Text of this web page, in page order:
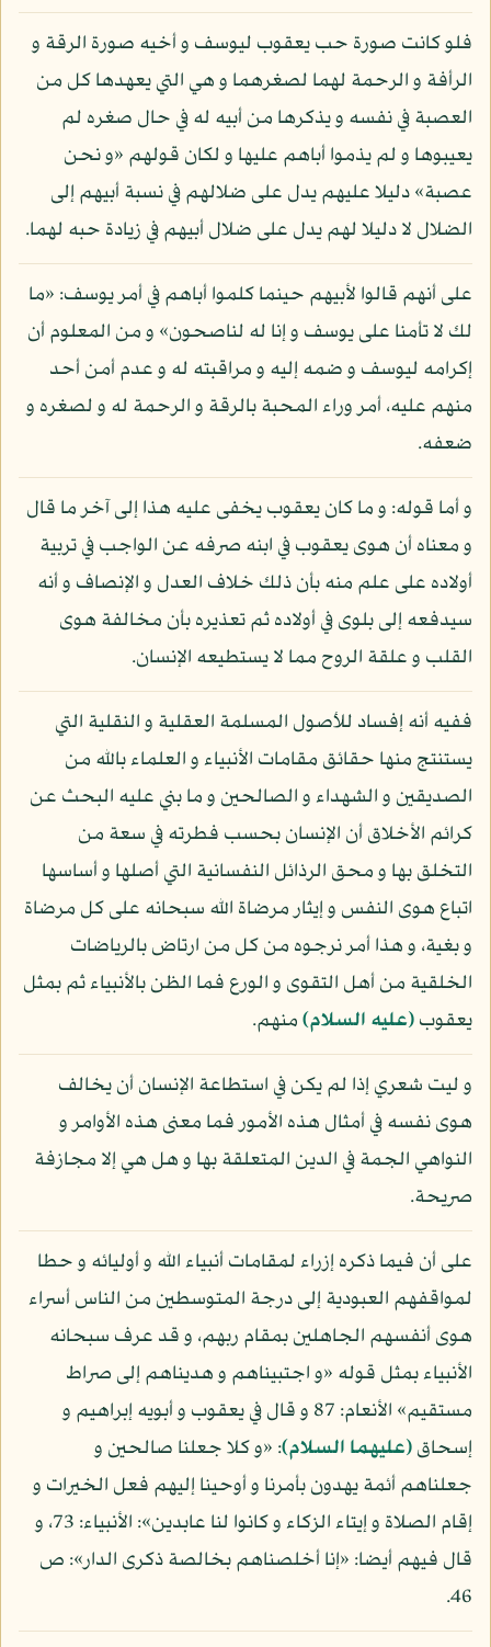
فلو كانت صورة حب يعقوب ليوسف و أخيه صورة الرقة و
الرأفة و الرحمة لهما لصغرهما و هي التي يعهدها كل من
العصبة في نفسه و يذكرها من أبيه له في حال صغره لم
يعيبوها و لم يذموا أباهم عليها و لكان قولهم «و نحن
عصبة» دليلا عليهم يدل على ضلالهم في نسبة أبيهم إلى
الضلال لا دليلا لهم يدل على ضلال أبيهم في زيادة حبه لهما.
على أنهم قالوا لأبيهم حينما كلموا أباهم في أمر يوسف: «ما
لك لا تأمنا على يوسف و إنا له لناصحون» و من المعلوم أن
إكرامه ليوسف و ضمه إليه و مراقبته له و عدم أمن أحد
منهم عليه، أمر وراء المحبة بالرقة و الرحمة له و لصغره و
ضعفه.
و أما قوله: و ما كان يعقوب يخفى عليه هذا إلى آخر ما قال
و معناه أن هوى يعقوب في ابنه صرفه عن الواجب في تربية
أولاده على علم منه بأن ذلك خلاف العدل و الإنصاف و أنه
سيدفعه إلى بلوى في أولاده ثم تعذيره بأن مخالفة هوى
القلب و علقة الروح مما لا يستطيعه الإنسان.
ففيه أنه إفساد للأصول المسلمة العقلية و النقلية التي
يستنتج منها حقائق مقامات الأنبياء و العلماء بالله من
الصديقين و الشهداء و الصالحين و ما بني عليه البحث عن
كرائم الأخلاق أن الإنسان بحسب فطرته في سعة من
التخلق بها و محق الرذائل النفسانية التي أصلها و أساسها
اتباع هوى النفس و إيثار مرضاة الله سبحانه على كل مرضاة
و بغية، و هذا أمر نرجوه من كل من ارتاض بالرياضات
الخلقية من أهل التقوى و الورع فما الظن بالأنبياء ثم بمثل
يعقوب(عليه السلام)منهم.
و ليت شعري إذا لم يكن في استطاعة الإنسان أن يخالف
هوى نفسه في أمثال هذه الأمور فما معنى هذه الأوامر و
النواهي الجمة في الدين المتعلقة بها و هل هي إلا مجازفة
صريحة.
على أن فيما ذكره إزراء لمقامات أنبياء الله و أوليائه و حطا
لمواقفهم العبودية إلى درجة المتوسطين من الناس أسراء
هوى أنفسهم الجاهلين بمقام ربهم، و قد عرف سبحانه
الأنبياء بمثل قوله «و اجتبيناهم و هديناهم إلى صراط
مستقيم» الأنعام: 87 و قال في يعقوب و أبويه إبراهيم و
إسحاق(عليهما السلام): «و كلا جعلنا صالحين و
جعلناهم أئمة يهدون بأمرنا و أوحينا إليهم فعل الخيرات و
إقام الصلاة و إيتاء الزكاء و كانوا لنا عابدين»: الأنبياء: 73، و
قال فيهم أيضا: «إنا أخلصناهم بخالصة ذكرى الدار»: ص
46.